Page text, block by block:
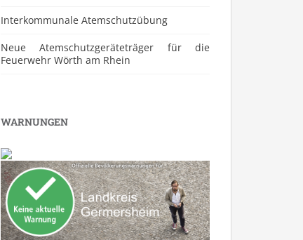
⁠Interkommunale Atemschutzübung
Neue Atemschutzgeräteträger für die
Feuerwehr Wörth am Rhein
WARNUNGEN